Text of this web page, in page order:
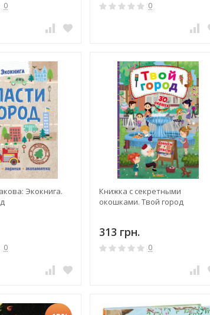
0 0
Экокнига.
0
Книжка с секретными
окошками. Твой город
313 грн.
0